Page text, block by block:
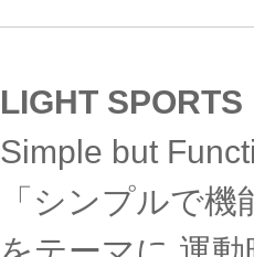
LIGHT SPORTS
Simple but
「シンプルで